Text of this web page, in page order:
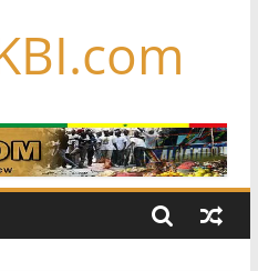
Talon élu président
de trois mois
la Turquie signent un
interdit les
de cuivre et de cobalt